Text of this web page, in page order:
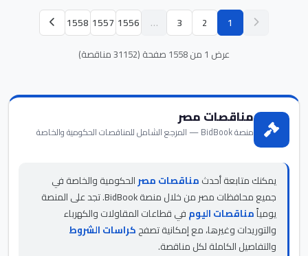
1
2
3
…
1556
1557
1558
عرض 1 من 1558 صفحة (31152 مناقصة)
مناقصات مصر
منصة BidBook — المرجع الشامل للمناقصات الحكومية والخاصة
يمكنك متابعة أحدثمناقصات مصرالحكومية والخاصة في
جميع محافظات مصر من خلال منصة BidBook. تجد على المنصة
يومياًمناقصات اليومفي قطاعات المقاولات والكهرباء
والتوريدات وغيرها، مع إمكانية تصفحكراسات الشروط
والتفاصيل الكاملة لكل مناقصة.